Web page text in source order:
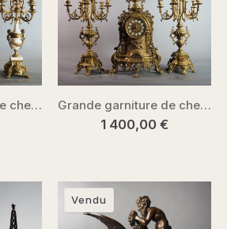
Grande garniture de cheminée – pendule et candélabres, Italie Grande garniture de cheminée – Néo-Renaissance- XIXe siècle
1 400,00 €
Vendu